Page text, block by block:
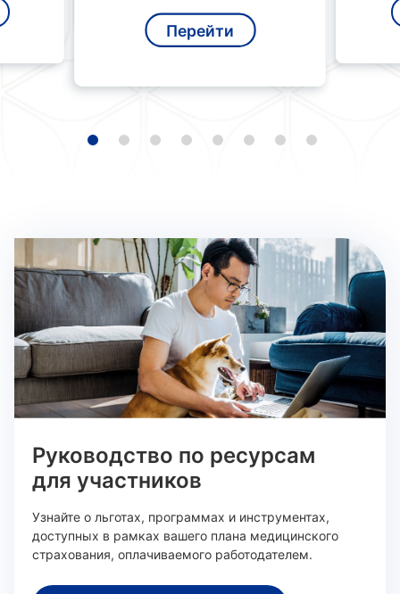
Перейти
Руководство по ресурсам
для участников
Узнайте о льготах, программах и инструментах,
доступных в рамках вашего плана медицинского
страхования, оплачиваемого работодателем.